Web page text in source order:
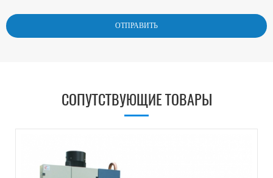
СОПУТСТВУЮЩИЕ ТОВАРЫ